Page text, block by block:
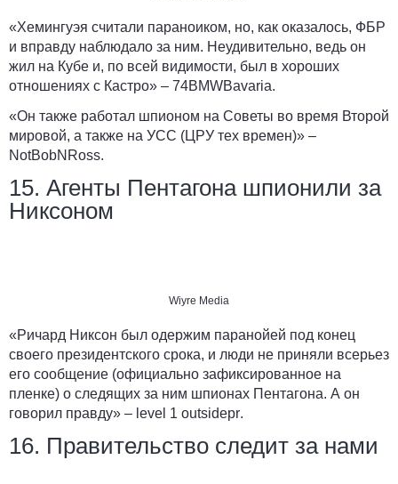
«Хемингуэя считали параноиком, но, как оказалось, ФБР
и вправду наблюдало за ним. Неудивительно, ведь он
жил на Кубе и, по всей видимости, был в хороших
отношениях с Кастро» – 74BMWBavaria.
«Он также работал шпионом на Советы во время Второй
мировой, а также на УСС (ЦРУ тех времен)» –
NotBobNRoss.
15. Агенты Пентагона шпионили за
Никсоном
Wiyre Media
«Ричард Никсон был одержим паранойей под конец
своего президентского срока, и люди не приняли всерьез
его сообщение (официально зафиксированное на
пленке) о следящих за ним шпионах Пентагона. А он
говорил правду» – level 1 outsidepr.
16. Правительство следит за нами